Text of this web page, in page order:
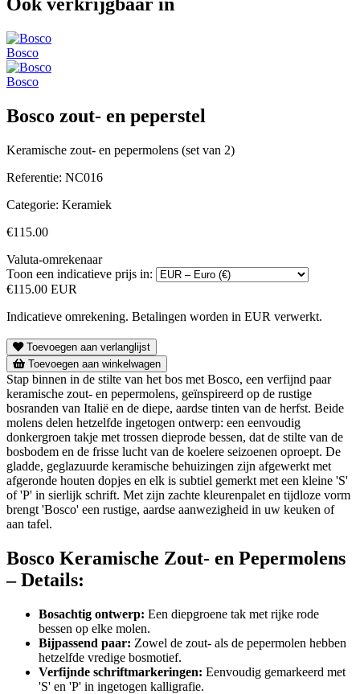
Ook verkrijgbaar in
Bosco
Bosco
Bosco zout- en peperstel
Keramische zout- en pepermolens (set van 2)
Referentie: NC016
Categorie: Keramiek
€115.00
Valuta-omrekenaar
Toon een indicatieve prijs in:
€115.00 EUR
Indicatieve omrekening. Betalingen worden in EUR verwerkt.
Toevoegen aan verlanglijst
Toevoegen aan winkelwagen
Stap binnen in de stilte van het bos met Bosco, een verfijnd paar
keramische zout- en pepermolens, geïnspireerd op de rustige
bosranden van Italië en de diepe, aardse tinten van de herfst. Beide
molens delen hetzelfde ingetogen ontwerp: een eenvoudig
donkergroen takje met trossen dieprode bessen, dat de stilte van de
bosbodem en de frisse lucht van de koelere seizoenen oproept. De
gladde, geglazuurde keramische behuizingen zijn afgewerkt met
afgeronde houten dopjes en elk is subtiel gemerkt met een kleine 'S'
of 'P' in sierlijk schrift. Met zijn zachte kleurenpalet en tijdloze vorm
brengt 'Bosco' een rustige, aardse aanwezigheid in uw keuken of
aan tafel.
Bosco Keramische Zout- en Pepermolens
– Details:
Bosachtig ontwerp: Een diepgroene tak met rijke rode
bessen op elke molen.
Bijpassend paar: Zowel de zout- als de pepermolen hebben
hetzelfde vredige bosmotief.
Verfijnde schriftmarkeringen: Eenvoudig gemarkeerd met
'S' en 'P' in ingetogen kalligrafie.